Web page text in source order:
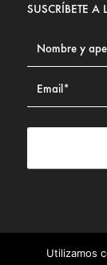
SUSCRÍBETE A
Utilizamos